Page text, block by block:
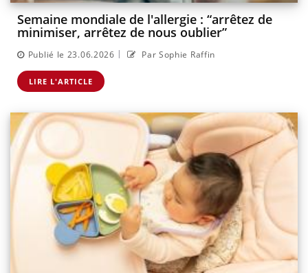
Semaine mondiale de l'allergie : “arrêtez de
minimiser, arrêtez de nous oublier”
Publié le 23.06.2026 | Par Sophie Raffin
LIRE L'ARTICLE